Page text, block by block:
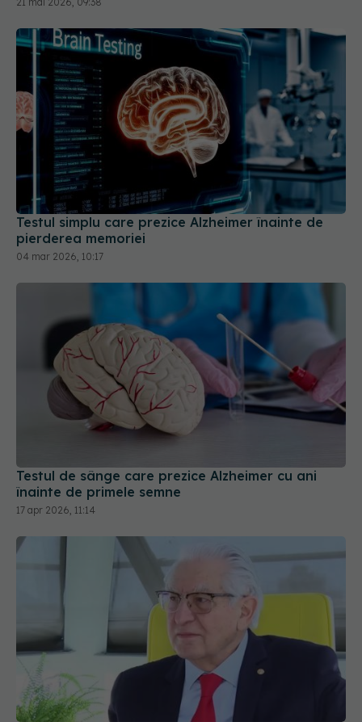
Testul simplu care prezice Alzheimer înainte de
pierderea memoriei
04 mar 2026, 10:17
Testul de sânge care prezice Alzheimer cu ani
înainte de primele semne
17 apr 2026, 11:14